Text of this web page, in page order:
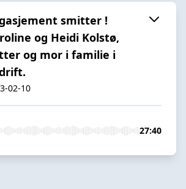
smitter !
og Heidi Kolstø,
og mor i familie i
02-10
27:40